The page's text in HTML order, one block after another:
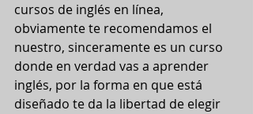
cursos de inglés en línea,
obviamente te recomendamos el
nuestro, sinceramente es un curso
donde en verdad vas a aprender
inglés, por la forma en que está
diseñado te da la libertad de elegir